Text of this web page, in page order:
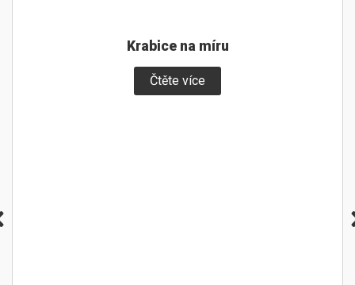
Krabice na míru
Čtěte více